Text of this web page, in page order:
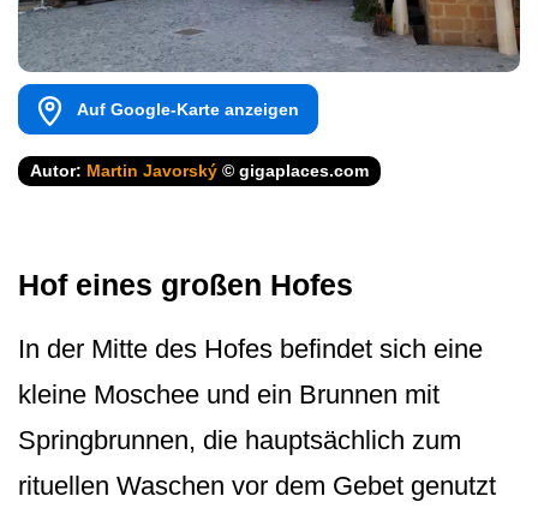
Auf Google-Karte anzeigen
Autor: Martin Javorský © gigaplaces.com
Hof eines großen Hofes
In der Mitte des Hofes befindet sich eine
kleine Moschee und ein Brunnen mit
Springbrunnen, die hauptsächlich zum
rituellen Waschen vor dem Gebet genutzt